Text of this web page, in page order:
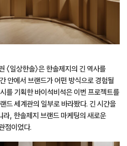
〈일상한솔〉은 한솔제지의 긴 역사를
안에서 브랜드가 어떤 방식으로 경험될
를 기획한 바이석비석은 이번 프로젝트를
드 세계관의 일부로 바라봤다. 긴 시간을
라, 한솔제지 브랜드 마케팅의 새로운
점이었다.